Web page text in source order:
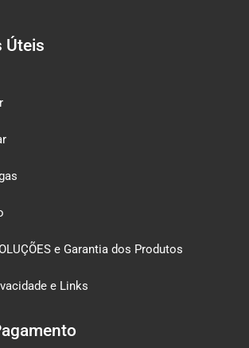
Úteis
e Garantia dos Produtos
e Links